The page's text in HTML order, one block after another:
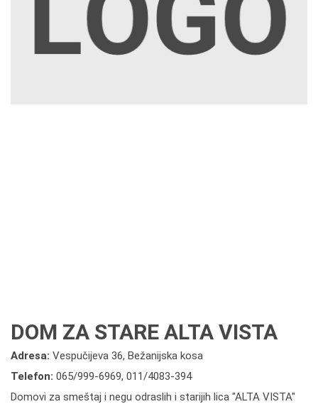
DOM ZA STARE ALTA VISTA
Adresa: Vespučijeva 36, Bežanijska kosa
Telefon: 065/999-6969, 011/4083-394
Domovi za smeštaj i negu odraslih i starijih lica "ALTA VISTA"